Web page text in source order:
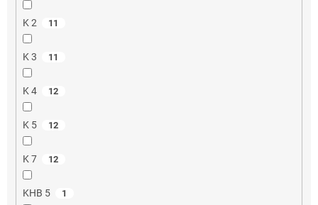
K 2 11
K 3 11
K 4 12
K 5 12
K 7 12
KHB 5 1